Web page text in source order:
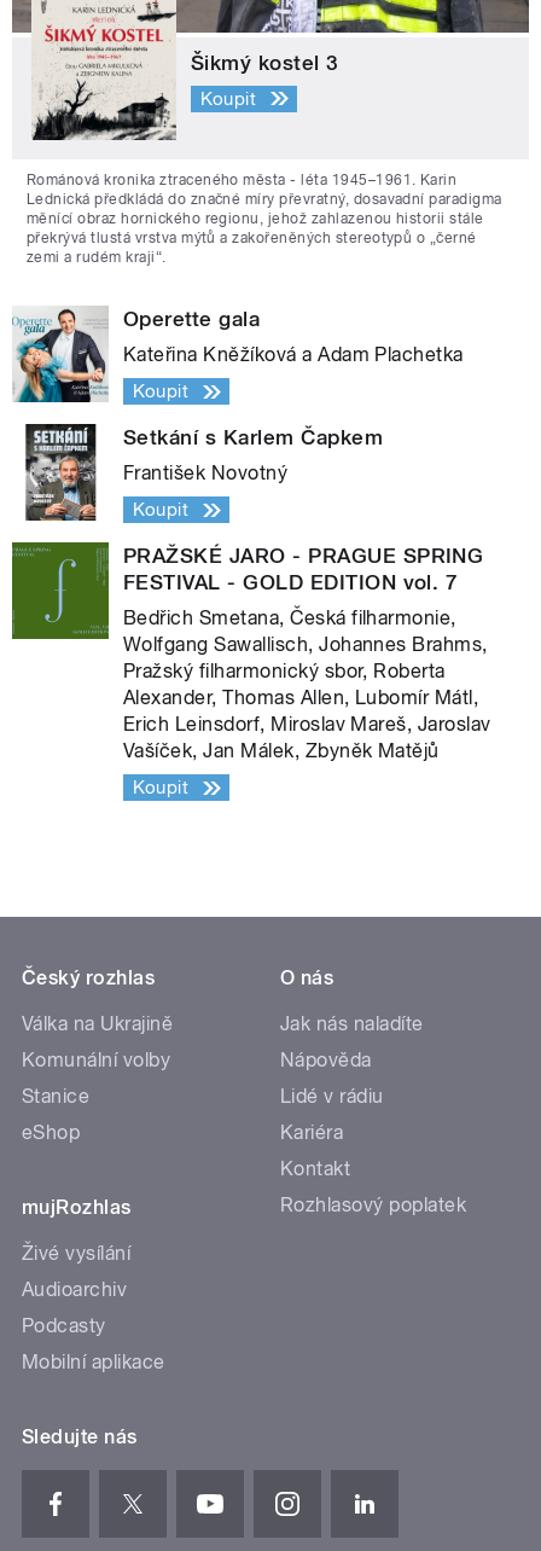
Šikmý kostel 3
Koupit
Románová kronika ztraceného města - léta 1945–1961. Karin
Lednická předkládá do značné míry převratný, dosavadní paradigma
měnící obraz hornického regionu, jehož zahlazenou historii stále
překrývá tlustá vrstva mýtů a zakořeněných stereotypů o „černé
zemi a rudém kraji“.
Operette gala
Kateřina Kněžíková a Adam Plachetka
Koupit
Setkání s Karlem Čapkem
František Novotný
Koupit
PRAŽSKÉ JARO - PRAGUE SPRING
FESTIVAL - GOLD EDITION vol. 7
Bedřich Smetana, Česká filharmonie,
Wolfgang Sawallisch, Johannes Brahms,
Pražský filharmonický sbor, Roberta
Alexander, Thomas Allen, Lubomír Mátl,
Erich Leinsdorf, Miroslav Mareš, Jaroslav
Vašíček, Jan Málek, Zbyněk Matějů
Koupit
Český rozhlas
Válka na Ukrajině
Komunální volby
Stanice
eShop
mujRozhlas
Živé vysílání
Audioarchiv
Podcasty
Mobilní aplikace
O nás
Jak nás naladíte
Nápověda
Lidé v rádiu
Kariéra
Kontakt
Rozhlasový poplatek
Sledujte nás